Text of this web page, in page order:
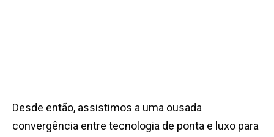
Desde então, assistimos a uma ousada
convergência entre tecnologia de ponta e luxo para